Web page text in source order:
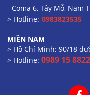
- Coma 6, Tây Mỗ, Nam
> Hotline: 0983823535
MIỀN NAM
> Hồ Chí Minh: 90/18
> Hotline: 0989 15 8822